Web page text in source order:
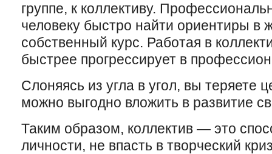
группе, к коллективу.
человеку быстро найти ориентиры в
собственный курс. Работая в
быстрее прогрессирует в
Слоняясь из угла в угол, вы теряете
можно выгодно вложить в развитие
Таким образом, коллектив — это
личности, не впасть в творческий